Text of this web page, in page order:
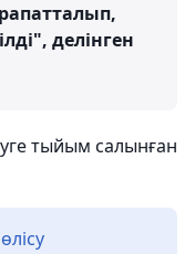
делінген
тыйым салынған